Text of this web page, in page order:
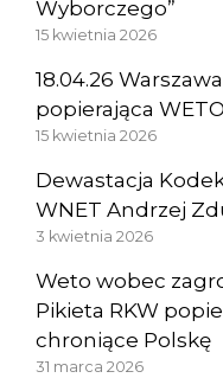
Wyborczego”
15 kwietnia 2026
18.04.26
popierająca
15 kwietnia 2026
Dewastacja
WNET Andrzej
3 kwietnia 2026
Weto wobec
Pikieta RKW
chroniące Polskę
31 marca 2026